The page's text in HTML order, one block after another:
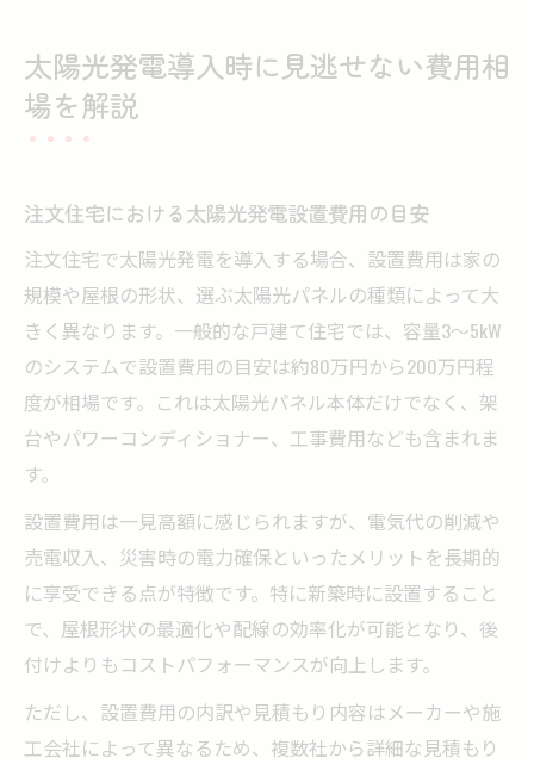
太陽光発電導入時に見逃せない費用相
場を解説
注文住宅における太陽光発電設置費用の目安
注文住宅で太陽光発電を導入する場合、設置費用は家の
規模や屋根の形状、選ぶ太陽光パネルの種類によって大
きく異なります。一般的な戸建て住宅では、容量3～5kW
のシステムで設置費用の目安は約80万円から200万円程
度が相場です。これは太陽光パネル本体だけでなく、架
台やパワーコンディショナー、工事費用なども含まれま
す。
設置費用は一見高額に感じられますが、電気代の削減や
売電収入、災害時の電力確保といったメリットを長期的
に享受できる点が特徴です。特に新築時に設置すること
で、屋根形状の最適化や配線の効率化が可能となり、後
付けよりもコストパフォーマンスが向上します。
ただし、設置費用の内訳や見積もり内容はメーカーや施
工会社によって異なるため、複数社から詳細な見積もり